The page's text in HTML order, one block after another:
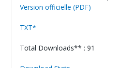
Version officielle (PDF)
TXT*
Total Downloads** : 91